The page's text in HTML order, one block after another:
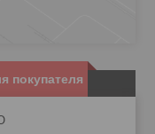
покупателя